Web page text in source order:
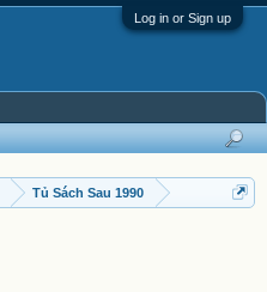
Log in or Sign up
Tủ Sách Sau 1990